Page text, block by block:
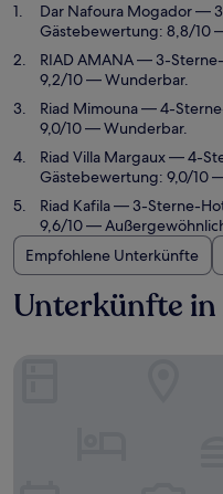
Dar Nafoura Mogador—
Gästebewertung: 8,8/10
RIAD AMANA— 3-
9,2/10 — Wunderbar.
Riad Mimouna— 4-
9,0/10 — Wunderbar.
Riad Villa Margaux— 4-
Gästebewertung: 9,0/10
Riad Kafila— 3-Sterne-
9,6/10 —
Empfohlene Unterkünfte
Unterkünfte